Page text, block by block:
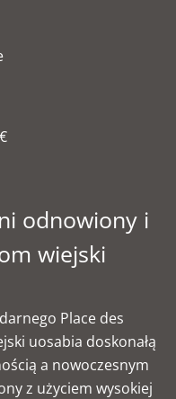
odnowiony i
wiejski
Place des
uosabia doskonałą
a nowoczesnym
z użyciem wysokiej